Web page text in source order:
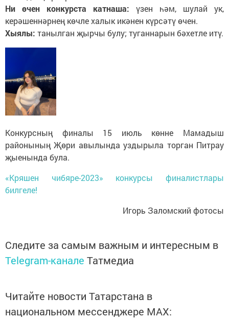
Ни өчен конкурста катнаша: үзен һәм, шулай ук,
керәшеннәрнең көчле халык икәнен күрсәтү өчен.
Хыялы: танылган җырчы булу; туганнарын бәхетле итү.
Конкурсның финалы 15 июль көнне Мамадыш
районының Җөри авылында уздырыла торган Питрау
җыенында була.
«Кряшен чибяре-2023» конкурсы финалистлары
билгеле!
Игорь Заломский фотосы
Следите за самым важным и интересным в
Telegram-канале Татмедиа
Читайте новости Татарстана в
национальном мессенджере MАХ: